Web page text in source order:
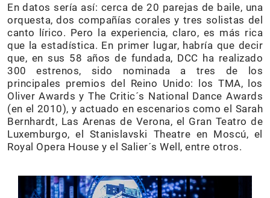
En datos sería así: cerca de 20 parejas de baile, una
orquesta, dos compañías corales y tres solistas del
canto lírico. Pero la experiencia, claro, es más rica
que la estadística. En primer lugar, habría que decir
que, en sus 58 años de fundada, DCC ha realizado
300 estrenos, sido nominada a tres de los
principales premios del Reino Unido: los TMA, los
Oliver Awards y The Critic´s National Dance Awards
(en el 2010), y actuado en escenarios como el Sarah
Bernhardt, Las Arenas de Verona, el Gran Teatro de
Luxemburgo, el Stanislavski Theatre en Moscú, el
Royal Opera House y el Salier´s Well, entre otros.